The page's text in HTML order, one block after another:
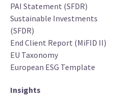
PAI Statement (SFDR)
Sustainable Investments
(SFDR)
End Client Report (MiFID II)
EU Taxonomy
European ESG Template
Insights